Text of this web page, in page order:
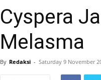
Cyspera
Melasma
By Redaksi - Saturday 9 November